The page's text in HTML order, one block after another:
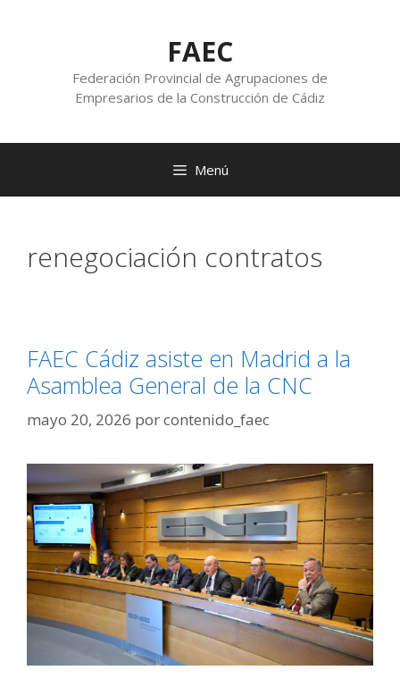
FAEC
Federación Provincial de Agrupaciones de
Empresarios de la Construcción de Cádiz
Menú
renegociación contratos
FAEC Cádiz asiste en Madrid a la
Asamblea General de la CNC
mayo 20, 2026 porcontenido_faec